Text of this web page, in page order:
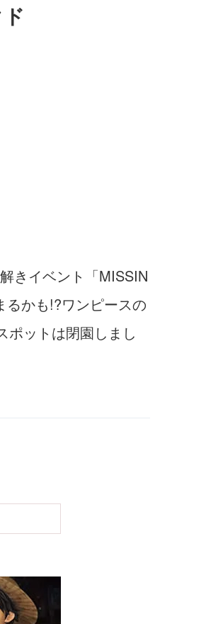
きイベント「MISSIN
るかも!?ワンピースの
ポットは閉園しまし